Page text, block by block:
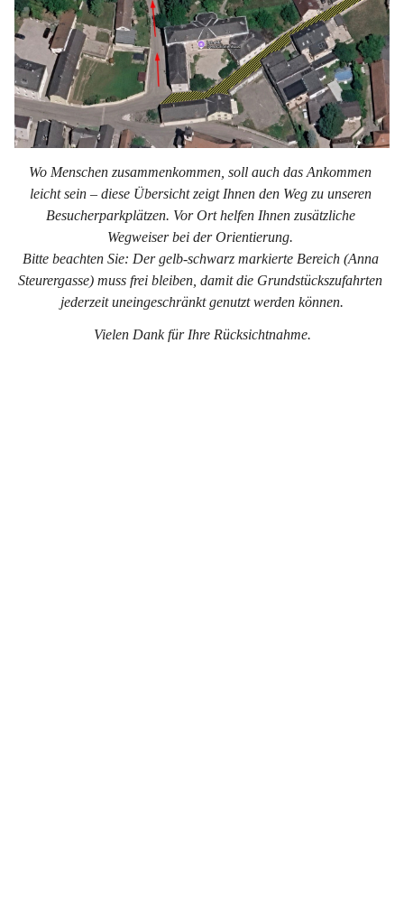
Wo Menschen zusammenkommen, soll auch das Ankommen
leicht sein – diese Übersicht zeigt Ihnen den Weg zu unseren
Besucherparkplätzen. Vor Ort helfen Ihnen zusätzliche
Wegweiser bei der Orientierung.
Bitte beachten Sie: Der gelb-schwarz markierte Bereich (Anna
Steurergasse) muss frei bleiben, damit die Grundstückszufahrten
jederzeit uneingeschränkt genutzt werden können.
Vielen Dank für Ihre Rücksichtnahme.